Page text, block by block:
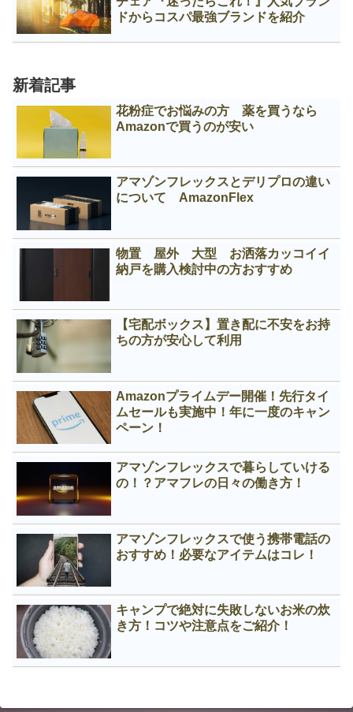
ドからコスパ最強ブランドを紹介
新着記事
花粉症でお悩みの方 薬を買うなら
Amazonで買うのが安い
アマゾンフレックスとデリプロの違い
について AmazonFlex
物置 屋外 大型 お洒落カッコイイ
納戸を購入検討中の方おすすめ
【宅配ボックス】置き配に不安をお持
ちの方が安心して利用
Amazonプライムデー開催！先行タイ
ムセールも実施中！年に一度のキャン
ペーン！
アマゾンフレックスで暮らしていける
の！？アマフレの日々の働き方！
アマゾンフレックスで使う携帯電話の
おすすめ！必要なアイテムはコレ！
キャンプで絶対に失敗しないお米の炊
き方！コツや注意点をご紹介！